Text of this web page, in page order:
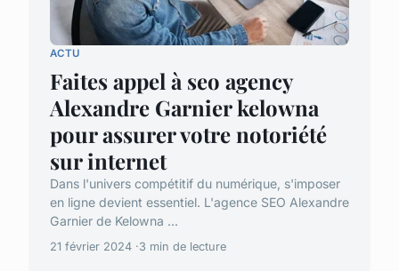
ACTU
Faites appel à seo agency
Alexandre Garnier kelowna
pour assurer votre notoriété
sur internet
Dans l'univers compétitif du numérique, s'imposer
en ligne devient essentiel. L'agence SEO Alexandre
Garnier de Kelowna ...
21 février 2024 3 min de lecture